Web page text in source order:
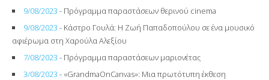
9/08/2023 - Πρόγραμμα παραστάσεων θερινού cinema
9/08/2023 - Κάστρο Γουλά: Η Ζωή Παπαδοπούλου σε ένα μουσικό
αφιέρωμα στη Χαρούλα Αλεξίου
7/08/2023 - Πρόγραμμα παραστάσεων μαριονέτας
3/08/2023 - «GrandmaOnCanvas»: Μια πρωτότυπη έκθεση